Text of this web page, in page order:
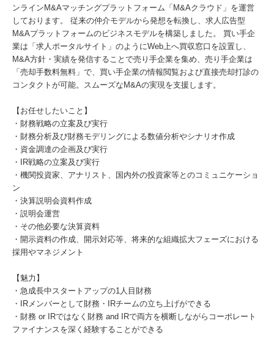
ンラインM&Aマッチングプラットフォーム「M&Aクラウド」を運営
しております。 従来の仲介モデルから発想を転換し、求人広告型
M&Aプラットフォームのビジネスモデルを構築しました。 買い手企
業は「求人ポータルサイト」のようにWeb上へ買収窓口を設置し、
M&A方針・実績を発信することで売り手企業を集め、売り手企業は
「売却手数料無料」で、買い手企業の情報閲覧および直接売却打診の
コンタクトが可能。スムーズなM&Aの実現を支援します。
【お任せしたいこと】
・財務戦略の立案及び実行
・財務分析及び財務モデリングによる数値分析やシナリオ作成
・資金調達の企画及び実行
・IR戦略の立案及び実行
・機関投資家、アナリスト、国内外の投資家等とのコミュニケーショ
ン
・決算説明会資料作成
・説明会運営
・その他必要な決算資料
・開示資料の作成、開示対応等、将来的な組織拡大フェーズにおける
採用やマネジメント
【魅力】
・急成長中スタートアップの1人目財務
・IRメンバーとして財務・IRチームの立ち上げができる
・財務 or IRではなく財務 and IRで両方を横断しながらコーポレート
ファイナンスを深く経験することができる